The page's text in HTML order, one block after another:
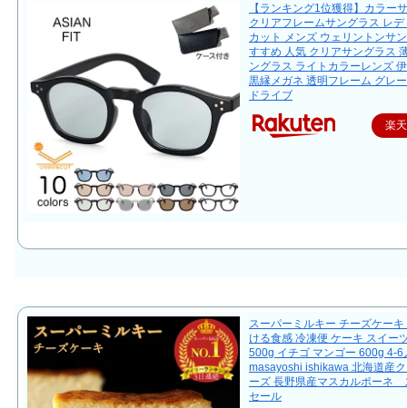
【ランキング1位獲得】カラー
クリアフレームサングラス レ
カット メンズ ウェリントンサ
すすめ 人気 クリアサングラス
ングラス ライトカラーレンズ
黒縁メガネ 透明フレーム グレ
ドライブ
楽
スーパーミルキー チーズケー
ける食感 冷凍便 ケーキ スイー
500g イチゴ マンゴー 600g 4-6
masayoshi ishikawa 北海道産
ーズ 長野県産マスカルポーネ
セール